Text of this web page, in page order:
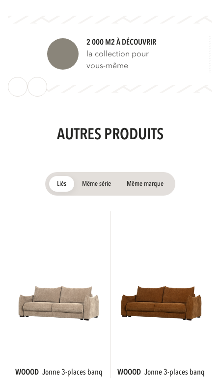
2 000 M2 À DÉCOUVRIR
la collection pour
vous-même
AUTRES PRODUITS
Liés Même série Même marque
WOOOD jonne 3-places banque de siege...
WOOOD jonne 3-places banque